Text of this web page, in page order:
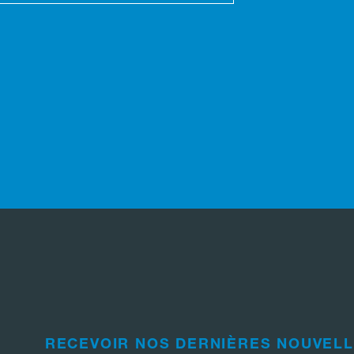
RECEVOIR NOS DERNIÈRES